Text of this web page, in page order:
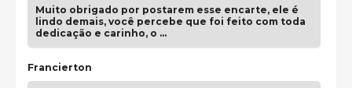
Muito obrigado por postarem esse encarte, ele é
lindo demais, você percebe que foi feito com toda
dedicação e carinho, o …
Francierton